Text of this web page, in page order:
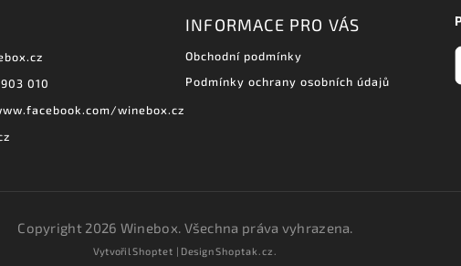
010
winebox.cz
INFORMACE PRO VÁS
Obchodní podmínky
Podmínky ochrany osobních údajů
Copyright 2026 Winebox. Všechna práva vyhrazena.
VytvořilShoptet | DesignShoptak.cz.